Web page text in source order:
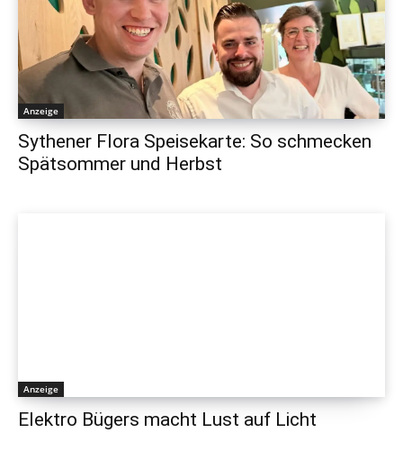
Anzeige
Sythener Flora Speisekarte: So schmecken
Spätsommer und Herbst
Anzeige
Elektro Bügers macht Lust auf Licht